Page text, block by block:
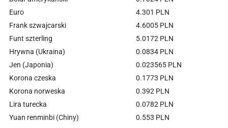
Euro
4.301 PLN
Frank szwajcarski
4.6005 PLN
Funt szterling
5.0172 PLN
Hrywna (Ukraina)
0.0834 PLN
Jen (Japonia)
0.023565 PLN
Korona czeska
0.1773 PLN
Korona norweska
0.392 PLN
Lira turecka
0.0782 PLN
Yuan renminbi (Chiny)
0.553 PLN